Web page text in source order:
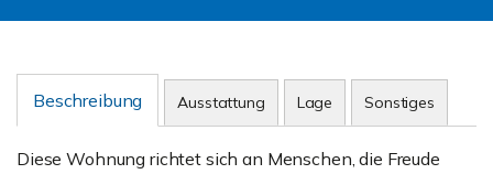
Beschreibung Ausstattung Lage Sonstiges
Diese Wohnung richtet sich an Menschen, die Freude